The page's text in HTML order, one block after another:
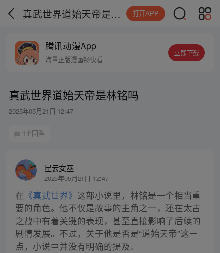
真武世界道始天帝是林铭吗 打开APP
腾讯动漫App
海量正版漫画畅快看
立即下载
真武世界道始天帝是林铭吗
2025年05月21日 12:47
1个回答
星云女巫
2025年05月21日 12:47
在 《真武世界》 这部小说里，林铭是一个相当重
要的角色。他不仅是故事的主角之一，还在太古
之战中有着关键的表现，甚至直接影响了后续的
剧情发展。不过，关于他是否是“道始天帝”这一
点，小说中并没有明确的提及。